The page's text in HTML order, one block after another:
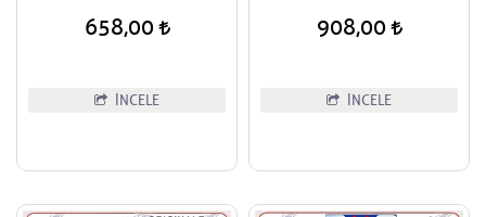
658,00
İNCELE
908,00
İNCELE